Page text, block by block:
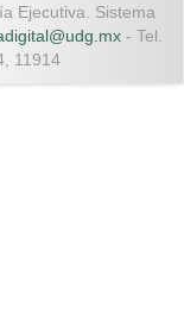
Ejecutiva. Sistema
- Tel.
11914